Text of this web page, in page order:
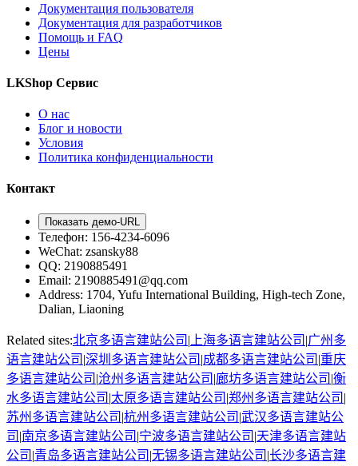
Документация пользователя
Документация для разработчиков
Помощь и FAQ
Цены
LKShop Сервис
О нас
Блог и новости
Условия
Политика конфиденциальности
Контакт
Показать демо-URL
Телефон: 156-4234-6096
WeChat: zsansky88
QQ: 2190885491
Email: 2190885491@qq.com
Address: 1704, Yufu International Building, High-tech Zone,
Dalian, Liaoning
Related sites:北京多语言建站公司 | 上海多语言建站公司 |广州 多
语言建站公司 |深圳 多语言建站公司 |成都多语言建站公司 |重庆
多语言建站公司 |沧州 多语言建站公司 |廊坊多语言建站公司 |衡
水多语言建站公司 |太原多语言建站公司 |郑州 多语言建站公司 |
苏州 多语言建站公司 |杭州 多语言建站公司 |武汉多语言建站公
司 |南京多语言建站公司 |宁波多语言建站公司 |天津多语言建站
公司 |青岛多语言建站公司 |无锡多语言建站公司 |长沙多语言建